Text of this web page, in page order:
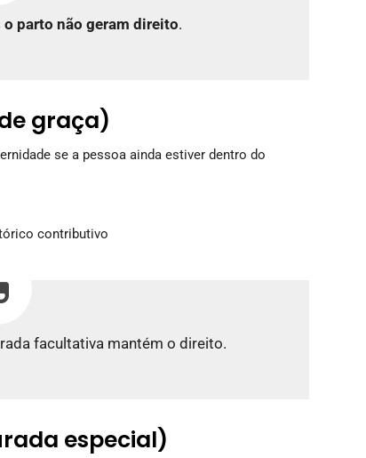
o parto não geram direito.
graça)
se a pessoa ainda estiver dentro do
contributivo
facultativa mantém o direito.
especial)